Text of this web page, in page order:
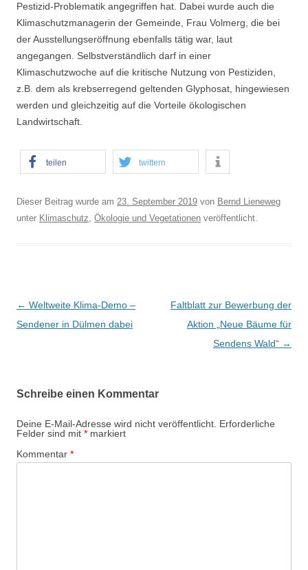
Pestizid-Problematik angegriffen hat. Dabei wurde auch die
Klimaschutzmanagerin der Gemeinde, Frau Volmerg, die bei
der Ausstellungseröffnung ebenfalls tätig war, laut
angegangen. Selbstverständlich darf in einer
Klimaschutzwoche auf die kritische Nutzung von Pestiziden,
z.B. dem als krebserregend geltenden Glyphosat, hingewiesen
werden und gleichzeitig auf die Vorteile ökologischen
Landwirtschaft.
teilen twittern
Dieser Beitrag wurde am 23. September 2019 von Bernd Lieneweg
unter Klimaschutz Ökologie und Vegetationen veröffentlicht.
B
e
a
g
s
-
← Weltweite Klima-Demo –
Sendener in Dülmen dabei
Faltblatt zur Bewerbung der
Aktion „Neue Bäume für
Sendens Wald“ →
Schreibe einen Kommentar
Deine E-Mail-Adresse wird nicht veröffentlicht. Erforderliche
Felder sind mit * markiert
Kommentar *